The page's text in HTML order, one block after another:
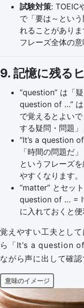
試験対策: TOEIC
で「要は～とい
れることがありま
フレーズ全体の
9. 記憶に残る
“question” は「
question of …” は
で覚えるとよい
する疑問・問題」
“It’s a question
「時間の問題だ」
というフレーズ
やすくなります。
“matter” とセッ
question of … =
に入れておくと便
覚えやすい工夫とし
ら「It’s a question
ながら声に出して確認
意味のイメージ